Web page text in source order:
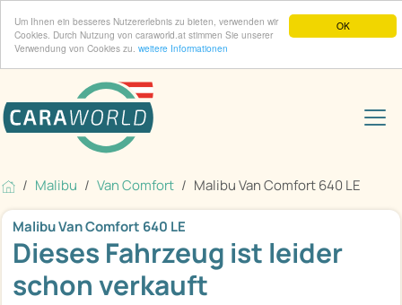
OK
Um Ihnen ein besseres Nutzererlebnis zu bieten, verwenden wir
Cookies. Durch Nutzung von caraworld.at stimmen Sie unserer
Verwendung von Cookies zu. weitere Informationen
Malibu Van Comfort Malibu Van Comfort 640 LE
Malibu Van Comfort 640 LE
Dieses Fahrzeug ist leider
schon verkauft